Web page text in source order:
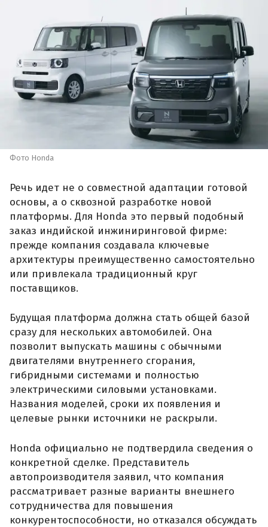
Фото Honda
Речь идет не о совместной адаптации готовой
основы, а о сквозной разработке новой
платформы. Для Honda это первый подобный
заказ индийской инжиниринговой фирме:
прежде компания создавала ключевые
архитектуры преимущественно самостоятельно
или привлекала традиционный круг
поставщиков.
Будущая платформа должна стать общей базой
сразу для нескольких автомобилей. Она
позволит выпускать машины с обычными
двигателями внутреннего сгорания,
гибридными системами и полностью
электрическими силовыми установками.
Названия моделей, сроки их появления и
целевые рынки источники не раскрыли.
Honda официально не подтвердила сведения о
конкретной сделке. Представитель
автопроизводителя заявил, что компания
рассматривает разные варианты внешнего
сотрудничества для повышения
конкурентоспособности, но отказался обсуждать